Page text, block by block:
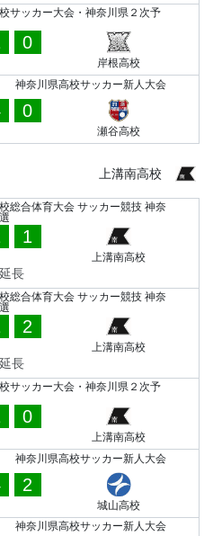
サッカー大会・神奈川県２次予
0
岸根高校
神奈川県高校サッカー新人大会
0
瀬谷高校
上溝南高校
総合体育大会 サッカー競技 神奈
1
上溝南高校
延長
総合体育大会 サッカー競技 神奈
2
上溝南高校
延長
サッカー大会・神奈川県２次予
0
上溝南高校
神奈川県高校サッカー新人大会
2
城山高校
神奈川県高校サッカー新人大会